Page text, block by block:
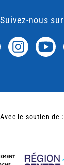
Suivez-nous sur
Avec le soutien de :